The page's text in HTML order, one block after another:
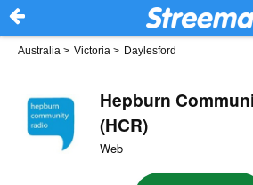
Australia > Victoria > Daylesford
Hepburn
(HCR)
Web